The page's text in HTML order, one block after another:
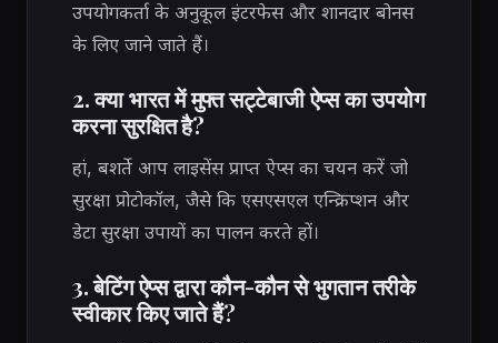
उपयोगकर्ता के अनुकूल इंटरफेस और शानदार बोनस
के लिए जाने जाते हैं।
2. क्या भारत में मुफ्त सट्टेबाजी ऐप्स का उपयोग
करना सुरक्षित है?
हां, बशर्ते आप लाइसेंस प्राप्त ऐप्स का चयन करें जो
सुरक्षा प्रोटोकॉल, जैसे कि एसएसएल एन्क्रिप्शन और
डेटा सुरक्षा उपायों का पालन करते हों।
3. बेटिंग ऐप्स द्वारा कौन-कौन से भुगतान तरीके
स्वीकार किए जाते हैं?